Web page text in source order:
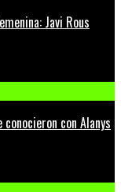
Javi Rous
con Alanys